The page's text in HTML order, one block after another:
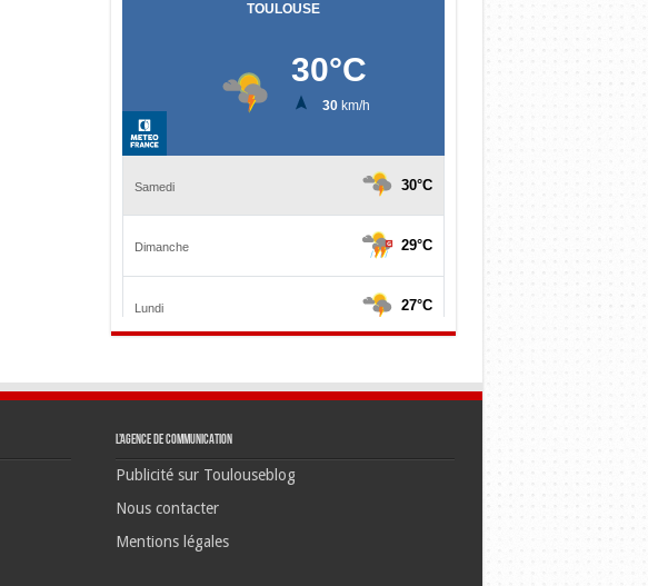
L’agence de communication
Publicité sur Toulouseblog
Nous contacter
Mentions légales